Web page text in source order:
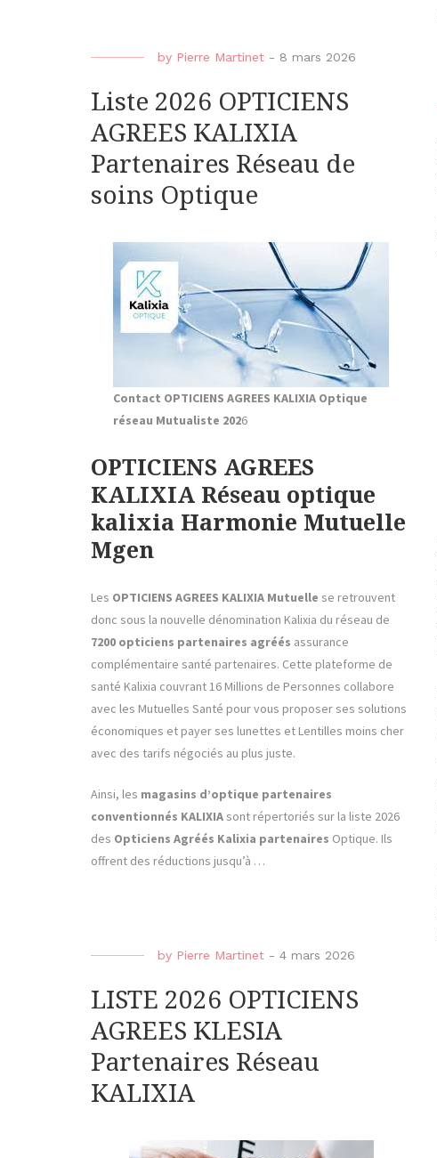
by Pierre Martinet - 8 mars 2026
Liste 2026 OPTICIENS
AGREES KALIXIA
Partenaires Réseau de
soins Optique
Contact OPTICIENS AGREES KALIXIA Optique
réseau Mutualiste 2026
OPTICIENS AGREES
KALIXIA Réseau optique
kalixia Harmonie Mutuelle
Mgen
Les OPTICIENS AGREES KALIXIA Mutuelle se retrouvent
donc sous la nouvelle dénomination Kalixia du réseau de
7200 opticiens partenaires agréés assurance
complémentaire santé partenaires. Cette plateforme de
santé Kalixia couvrant 16 Millions de Personnes collabore
avec les Mutuelles Santé pour vous proposer ses solutions
économiques et payer ses lunettes et Lentilles moins cher
avec des tarifs négociés au plus juste.
Ainsi, les magasins d’optique partenaires
conventionnés KALIXIA sont répertoriés sur la liste 2026
des Opticiens Agréés Kalixia partenaires Optique. Ils
offrent des réductions jusqu’à …
by Pierre Martinet - 4 mars 2026
LISTE 2026 OPTICIENS
AGREES KLESIA
Partenaires Réseau
KALIXIA